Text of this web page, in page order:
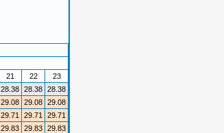
21 22
23
28.38 28.38 28.38
29.08 29.08 29.08
29.71 29.71
29.71
29.83 29.83 29.83